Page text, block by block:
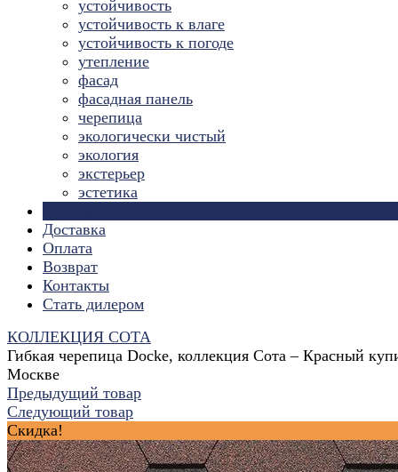
устойчивость
устойчивость к влаге
устойчивость к погоде
утепление
фасад
фасадная панель
черепица
экологически чистый
экология
экстерьер
эстетика
Доставка
Оплата
Возврат
Контакты
Стать дилером
КОЛЛЕКЦИЯ СОТА
Гибкая черепица Docke, коллекция Сота – Красный
Москве
Предыдущий товар
Следующий товар
Скидка!